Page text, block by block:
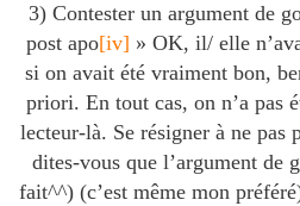
3) Contester un argument de
post apo[iv] » OK, il/ elle
si on avait été vraiment bon,
priori. En tout cas, on n’a pas
lecteur-là. Se résigner à ne pas
dites-vous que l’argument de
fait^^) (c’est même mon